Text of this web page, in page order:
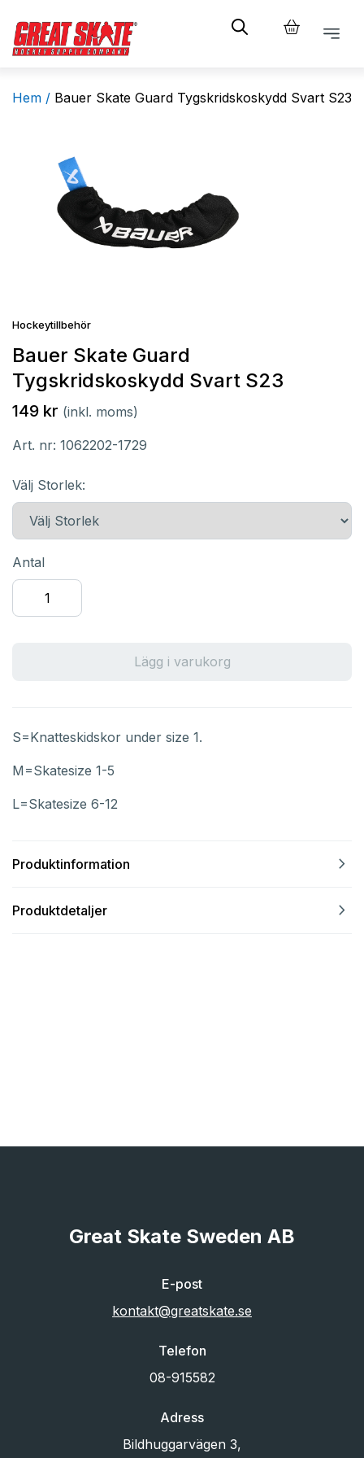
Hem / Bauer Skate Guard Tygskridskoskydd Svart S23
Hockeytillbehör
Bauer Skate Guard
Tygskridskoskydd Svart S23
149 kr (inkl. moms)
Art. nr: 1062202-1729
Välj Storlek:
Antal
Lägg i varukorg
S=Knatteskidskor under size 1.
M=Skatesize 1-5
L=Skatesize 6-12
Produktinformation navigate_next
Produktdetaljer navigate_next
Great Skate Sweden AB
E-post
kontakt@greatskate.se
Telefon
08-915582
Adress
Bildhuggarvägen 3,